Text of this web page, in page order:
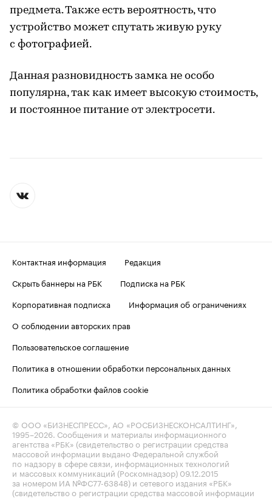
предмета. Также есть вероятность, что
устройство может спутать живую руку
с фотографией.
Данная разновидность замка не особо
популярна, так как имеет высокую стоимость,
и постоянное питание от электросети.
Контактная информация
Редакция
Скрыть баннеры на РБК
Подписка на РБК
Корпоративная подписка
Информация об ограничениях
О соблюдении авторских прав
Пользовательское соглашение
Политика в отношении обработки персональных данных
Политика обработки файлов cookie
© ООО «БИЗНЕСПРЕСС», АО «РОСБИЗНЕСКОНСАЛТИНГ»,
1995–2026. Сообщения и материалы информационного
агентства «РБК» (свидетельство о регистрации средства
массовой информации выдано Федеральной службой
по надзору в сфере связи, информационных технологий
и массовых коммуникаций (Роскомнадзор) 09.12.2015
за номером ИА №ФС77-63848) и сетевого издания «РБК»
(свидетельство о регистрации средства массовой информации